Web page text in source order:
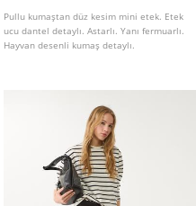
Pullu kumaştan düz kesim mini etek. Etek
ucu dantel detaylı. Astarlı. Yanı fermuarlı.
Hayvan desenli kumaş detaylı.